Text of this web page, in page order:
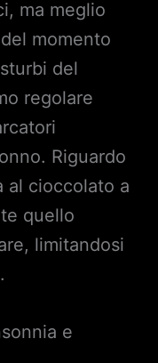
ma meglio
momento
del
regolare
Riguardo
al cioccolato a
quello
limitandosi
e